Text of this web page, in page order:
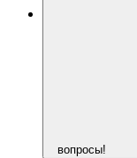
вопросы!